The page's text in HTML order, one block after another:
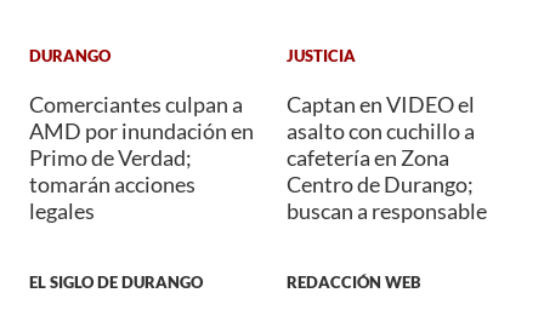
DURANGO
Comerciantes culpan a
AMD por inundación en
Primo de Verdad;
tomarán acciones
legales
EL SIGLO DE DURANGO
JUSTICIA
Captan en VIDEO el
asalto con cuchillo a
cafetería en Zona
Centro de Durango;
buscan a responsable
REDACCIÓN WEB